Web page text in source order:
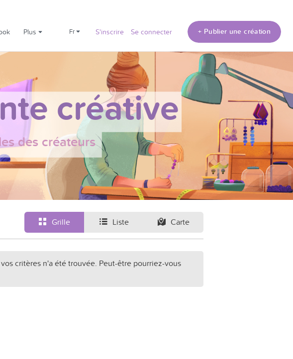
Plus fr S'inscrire Se connecter + Publier une création
créative
des créateurs
Grille Liste Carte
critères n'a été trouvée. Peut-être pourriez-vous